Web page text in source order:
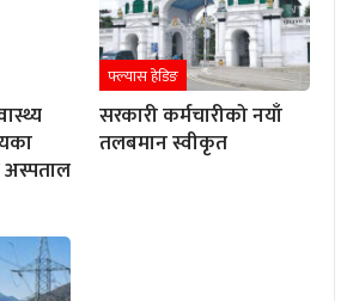
अस्पताल
फ्ल्यास हेडिङ
सरकारी कर्मचारीको नयाँ
तलबमान स्वीकृत